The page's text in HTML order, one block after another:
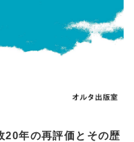
20年の再評価とその歴